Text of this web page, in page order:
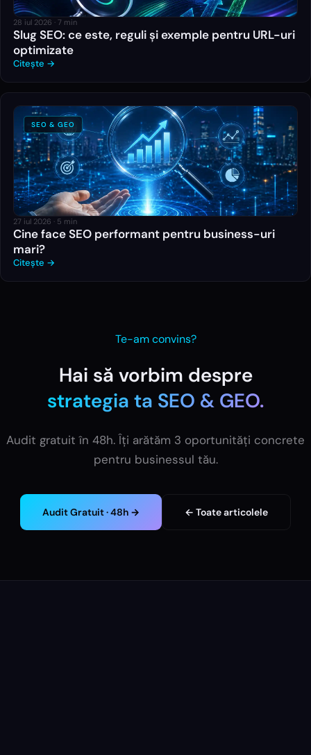
28 iul 2026 · 7 min
Slug SEO: ce este, reguli și exemple pentru URL-uri
optimizate
Citește →
SEO & GEO
27 iul 2026 · 5 min
Cine face SEO performant pentru business-uri
mari?
Citește →
Te-am convins?
Hai să vorbim despre
strategia ta SEO & GEO.
Audit gratuit în 48h. Îți arătăm 3 oportunități concrete
pentru businessul tău.
Audit Gratuit · 48h → ← Toate articolele